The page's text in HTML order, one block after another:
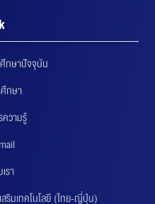
กษาปัจจุบัน
กษา
วามรู้
รา
ริมเทคโนโลยี (ไทย-ญี่ปุ่น)